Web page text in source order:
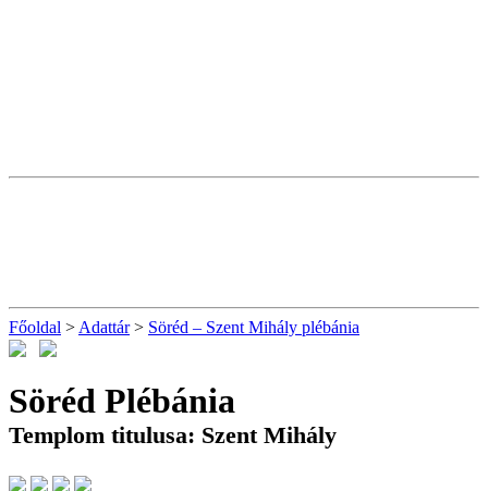
Főoldal > Adattár> Söréd – Szent Mihály plébánia
Söréd Plébánia
Templom titulusa: Szent Mihály